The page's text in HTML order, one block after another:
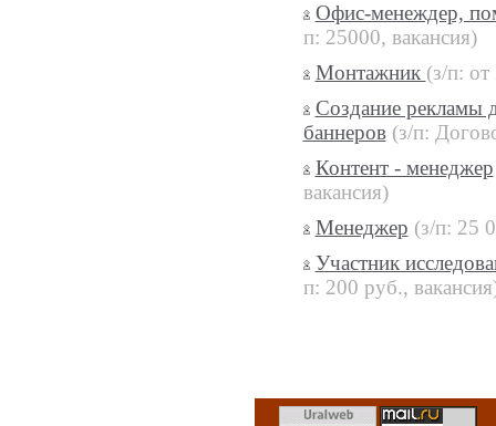
Офис-менеждер,
п: 25000, вакансия)
Монтажник (з/п:
Создание рекламы
баннеров (з/п:
Контент - менеджер
вакансия)
Менеджер (з/п: 25
Участник
п: 200 руб.,